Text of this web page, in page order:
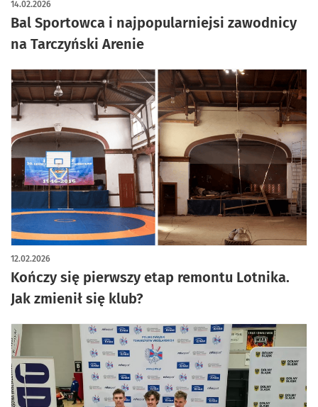
Bal Sportowca i najpopularniejsi zawodnicy
na Tarczyński Arenie
14.02.2026
Kończy się pierwszy etap remontu Lotnika.
Jak zmienił się klub?
12.02.2026